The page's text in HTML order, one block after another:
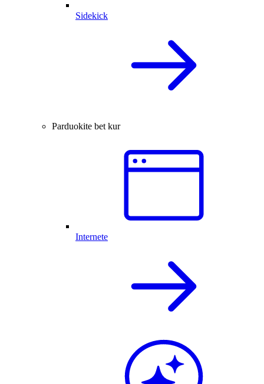
Sidekick
Parduokite bet kur
Internete